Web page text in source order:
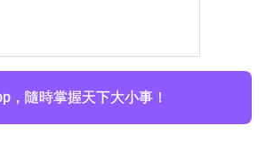
，隨時掌握天下大小事！